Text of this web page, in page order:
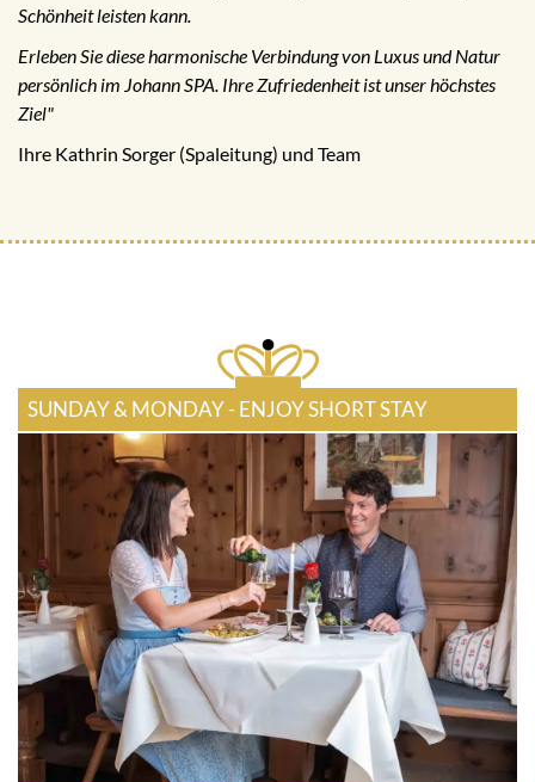
Schönheit leisten kann.
Erleben Sie diese harmonische Verbindung von Luxus und Natur
persönlich im Johann SPA. Ihre Zufriedenheit ist unser höchstes
Ziel"
Ihre Kathrin Sorger (Spaleitung) und Team
SUNDAY & MONDAY - ENJOY SHORT STAY